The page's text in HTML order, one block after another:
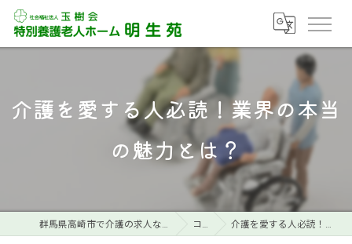
介護を愛する人必読！業界の本当
の魅力とは？
群馬県高崎市で介護の求人なら特別養護老人ホーム明生苑 コラム 介護を愛する人必読！業界の本当の魅力とは？